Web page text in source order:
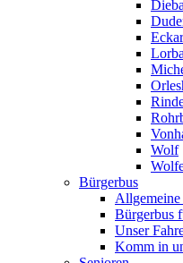
Wolf
Bürgerbus
Bürgerbus
Unser
Komm in